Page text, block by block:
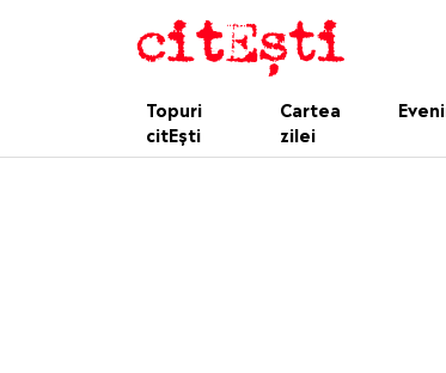
Topuri
citEști
Cartea
zilei